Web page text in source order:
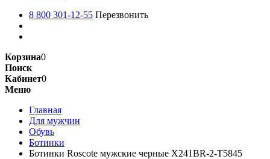
8 800 301-12-55 Перезвонить
Корзина0
Поиск
Кабинет0
Меню
Главная
Для мужчин
Обувь
Ботинки
Ботинки Roscote мужские черные X241BR-2-T5845